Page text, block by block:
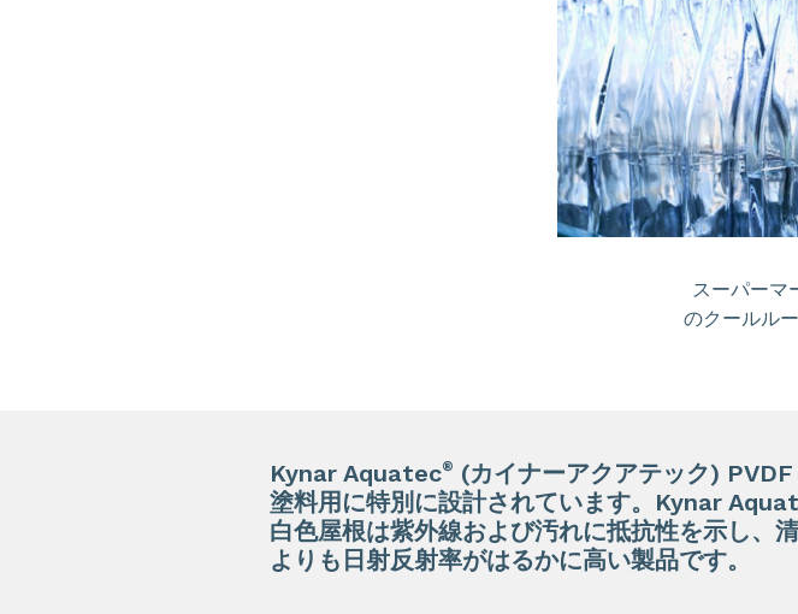
スーパーマ
のクールル
Kynar Aquatec® (カイナーアクアテック)
塗料用に特別に設計されています。Kynar
白色屋根は紫外線および汚れに抵抗性を示し、
よりも日射反射率がはるかに高い製品です。